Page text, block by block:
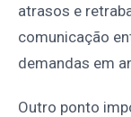
atrasos e
comunicação
demandas em
Outro ponto